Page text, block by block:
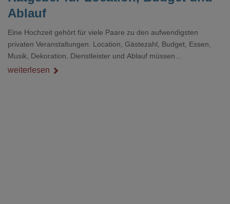
Ablauf
Eine Hochzeit gehört für viele Paare zu den aufwendigsten
privaten Veranstaltungen. Location, Gästezahl, Budget, Essen,
Musik, Dekoration, Dienstleister und Ablauf müssen
zusammenpassen, damit der Tag gut organisiert ist und trotzdem
weiterlesen